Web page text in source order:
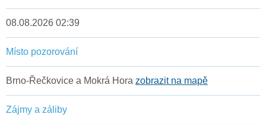
08.08.2026 02:39
Místo pozorování
Brno-Řečkovice a Mokrá Hora zobrazit na mapě
Zájmy a záliby